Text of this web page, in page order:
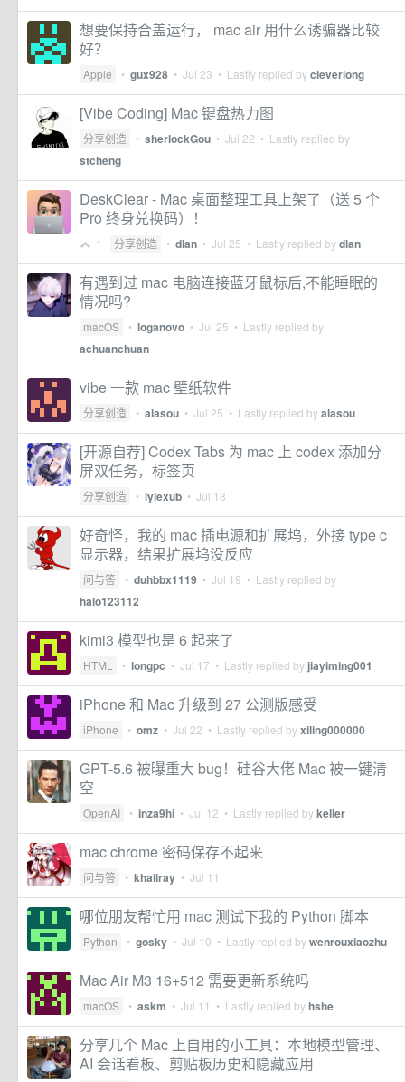
想要保持合盖运行， mac air 用什么诱骗器比较
好？
Apple • gux928 • Jul 23 • Lastly replied bycleverlong
[Vibe Coding] Mac 键盘热力图
分享创造 • sherlockGou • Jul 22 • Lastly replied by
stcheng
DeskClear - Mac 桌面整理工具上架了（送 5 个
Pro 终身兑换码）！
1 分享创造 • dlan • Jul 25 • Lastly replied bydlan
有遇到过 mac 电脑连接蓝牙鼠标后,不能睡眠的
情况吗?
macOS • loganovo • Jul 25 • Lastly replied by
achuanchuan
vibe 一款 mac 壁纸软件
分享创造 • alasou • Jul 25 • Lastly replied byalasou
[开源自荐] Codex Tabs 为 mac 上 codex 添加分
屏双任务，标签页
分享创造 • lylexub • Jul 18
好奇怪，我的 mac 插电源和扩展坞，外接 type c
显示器，结果扩展坞没反应
问与答 • duhbbx1119 • Jul 19 • Lastly replied by
halo123112
kimi3 模型也是 6 起来了
HTML • longpc • Jul 17 • Lastly replied by jiayiming001
iPhone 和 Mac 升级到 27 公测版感受
iPhone • omz • Jul 22 • Lastly replied byxiling000000
GPT-5.6 被曝重大 bug！硅谷大佬 Mac 被一键清
空
OpenAI • inza9hi • Jul 12 • Lastly replied bykeller
mac chrome 密码保存不起来
问与答 • khaliray • Jul 11
哪位朋友帮忙用 mac 测试下我的 Python 脚本
Python • gosky • Jul 10 • Lastly replied bywenrouxiaozhu
Mac Air M3 16+512 需要更新系统吗
macOS • askm • Jul 11 • Lastly replied byhshe
分享几个 Mac 上自用的小工具：本地模型管理、
AI 会话看板、剪贴板历史和隐藏应用